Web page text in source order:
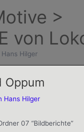
>
von
Hilger
Oppum
Hans Hilger
07 “Bildberichte”